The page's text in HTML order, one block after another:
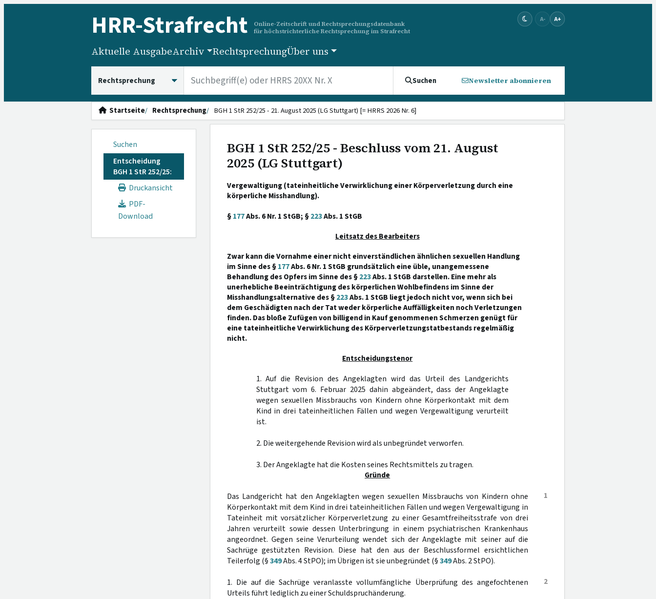
HRR-Strafrecht
Online-Zeitschrift und Rechtsprechungsdatenbank
für höchstrichterliche Rechtsprechung im Strafrecht
A- A+
Aktuelle AusgabeArchiv RechtsprechungÜber uns
Suchen Newsletter abonnieren
Startseite Rechtsprechung BGH 1 StR 252/25 - 21. August 2025 (LG Stuttgart) [= HRRS 2026 Nr. 6]
Suchen
Entscheidung
BGH 1 StR 252/25:
Druckansicht
PDF-
Download
BGH 1 StR 252/25 - Beschluss vom 21. August
2025 (LG Stuttgart)
Vergewaltigung (tateinheitliche Verwirklichung einer Körperverletzung durch eine
körperliche Misshandlung).
§177Abs. 6 Nr. 1 StGB; §223Abs. 1 StGB
Leitsatz des Bearbeiters
Zwar kann die Vornahme einer nicht einverständlichen ähnlichen sexuellen Handlung
im Sinne des §177Abs. 6 Nr. 1 StGB grundsätzlich eine üble, unangemessene
Behandlung des Opfers im Sinne des §223Abs. 1 StGB darstellen. Eine mehr als
unerhebliche Beeinträchtigung des körperlichen Wohlbefindens im Sinne der
Misshandlungsalternative des §223Abs. 1 StGB liegt jedoch nicht vor, wenn sich bei
dem Geschädigten nach der Tat weder körperliche Auffälligkeiten noch Verletzungen
finden. Das bloße Zufügen von billigend in Kauf genommenen Schmerzen genügt für
eine tateinheitliche Verwirklichung des Körperverletzungstatbestands regelmäßig
nicht.
Entscheidungstenor
1. Auf die Revision des Angeklagten wird das Urteil des Landgerichts
Stuttgart vom 6. Februar 2025 dahin abgeändert, dass der Angeklagte
wegen sexuellen Missbrauchs von Kindern ohne Körperkontakt mit dem
Kind in drei tateinheitlichen Fällen und wegen Vergewaltigung verurteilt
ist.
2. Die weitergehende Revision wird als unbegründet verworfen.
3. Der Angeklagte hat die Kosten seines Rechtsmittels zu tragen.
Gründe
1
Das Landgericht hat den Angeklagten wegen sexuellen Missbrauchs von Kindern ohne
Körperkontakt mit dem Kind in drei tateinheitlichen Fällen und wegen Vergewaltigung in
Tateinheit mit vorsätzlicher Körperverletzung zu einer Gesamtfreiheitsstrafe von drei
Jahren verurteilt sowie dessen Unterbringung in einem psychiatrischen Krankenhaus
angeordnet. Gegen seine Verurteilung wendet sich der Angeklagte mit seiner auf die
Sachrüge gestützten Revision. Diese hat den aus der Beschlussformel ersichtlichen
Teilerfolg (§349Abs. 4 StPO); im Übrigen ist sie unbegründet (§349Abs. 2 StPO).
2
1. Die auf die Sachrüge veranlasste vollumfängliche Überprüfung des angefochtenen
Urteils führt lediglich zu einer Schuldspruchänderung.